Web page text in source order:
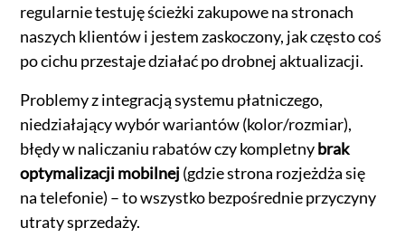
regularnie testuję ścieżki zakupowe na stronach
naszych klientów i jestem zaskoczony, jak często coś
po cichu przestaje działać po drobnej aktualizacji.
Problemy z integracją systemu płatniczego,
niedziałający wybór wariantów (kolor/rozmiar),
błędy w naliczaniu rabatów czy kompletnybrak
optymalizacji mobilnej(gdzie strona rozjeżdża się
na telefonie) – to wszystko bezpośrednie przyczyny
utraty sprzedaży.